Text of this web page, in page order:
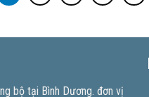
bộ tại Bình Dương. đơn vị